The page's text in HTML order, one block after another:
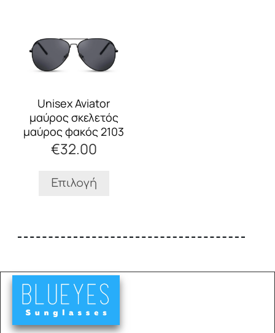
Unisex Aviator
μαύρος σκελετός
μαύρος φακός 2103
€32.00
Επιλογή
προϊόν
έχει
πολλαπλές
Οι
επιλογές
μπορούν
επιλεγούν
σελίδα